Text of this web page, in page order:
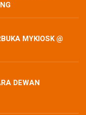
MYKIOSK @
DEWAN